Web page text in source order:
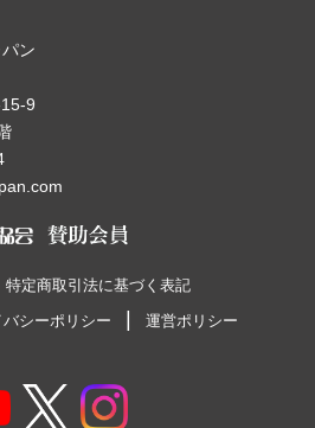
ン
9
特定商取引法に基づく表記
バシーポリシー 運営ポリシー